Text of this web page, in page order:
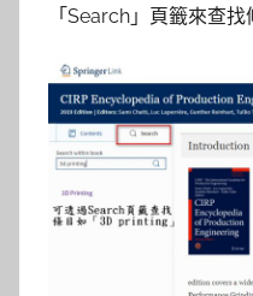
「Search」頁籤來查